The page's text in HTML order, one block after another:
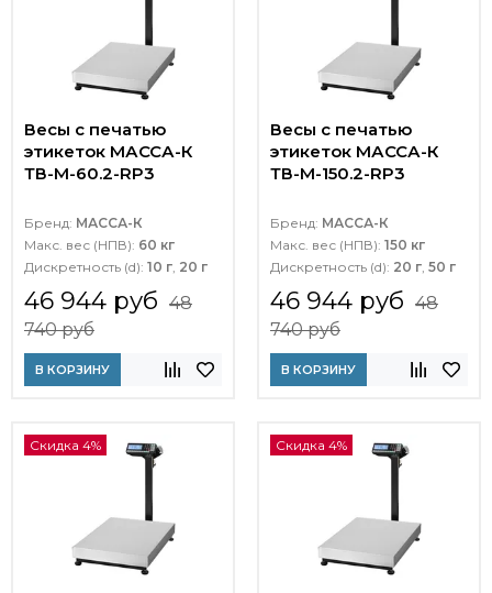
Весы с печатью
этикеток МАССА-К
ТВ-M-60.2-RP3
Бренд: МАССА-К
Макс. вес (НПВ): 60 кг
Дискретность (d): 10 г, 20 г
46 944 руб 48
740 руб
В КОРЗИНУ
Весы с печатью
этикеток МАССА-К
ТВ-M-150.2-RP3
Бренд: МАССА-К
Макс. вес (НПВ): 150 кг
Дискретность (d): 20 г, 50 г
46 944 руб 48
740 руб
В КОРЗИНУ
Скидка 4% Скидка 4%